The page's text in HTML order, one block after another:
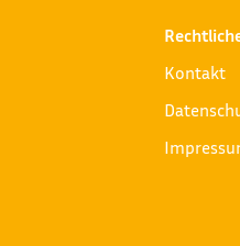
Kontakt